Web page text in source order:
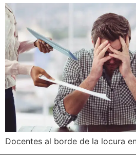
Docentes al borde de la locura